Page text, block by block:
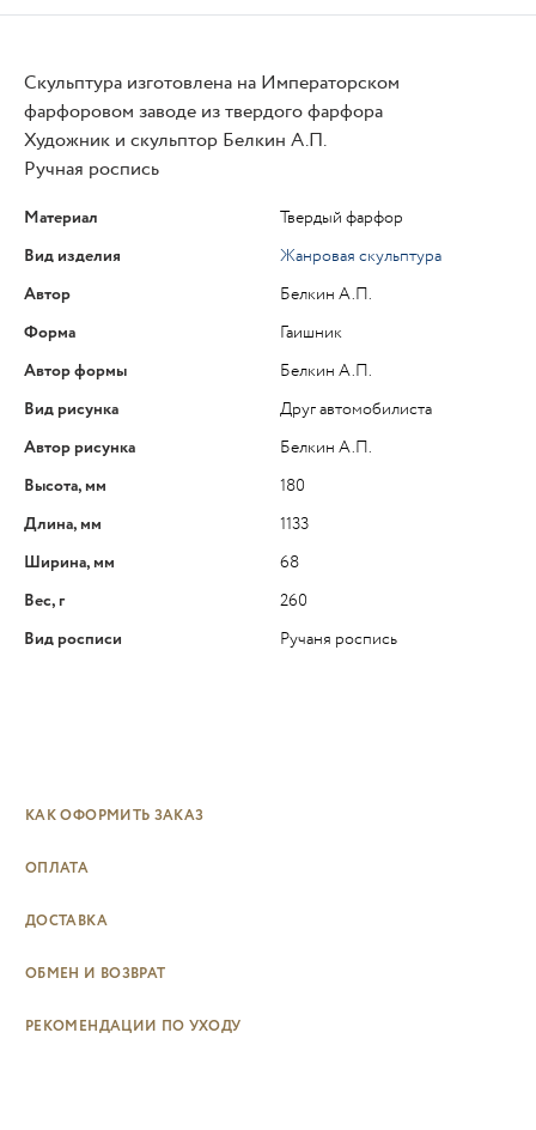
Скульптура изготовлена на Императорском
фарфоровом заводе из твердого фарфора
Художник и скульптор Белкин А.П.
Ручная роспись
Материал
Твердый фарфор
Вид изделия
Жанровая скульптура
Автор
Белкин А.П.
Форма
Гаишник
Автор формы
Белкин А.П.
Вид рисунка
Друг автомобилиста
Автор рисунка
Белкин А.П.
Высота, мм
180
Длина, мм
1133
Ширина, мм
68
Вес, г
260
Вид росписи
Ручаня роспись
КАК ОФОРМИТЬ ЗАКАЗ
ОПЛАТА
ДОСТАВКА
ОБМЕН И ВОЗВРАТ
РЕКОМЕНДАЦИИ ПО УХОДУ